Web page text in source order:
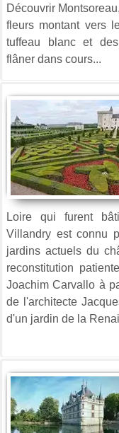
Découvrir
fleurs montant vers
tuffeau blanc et des
flâner dans cours...
Loire qui furent
Villandry est connu
jardins actuels du
reconstitution
Joachim Carvallo à
de l'architecte
d'un jardin de la